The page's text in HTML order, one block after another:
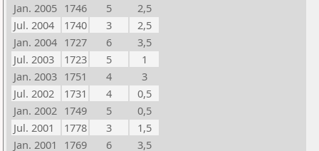
Jan. 2005 1746 5
2,5
Jul. 2004
1740 3
2,5
Jan. 2004 1727 6
3,5
Jul. 2003
1723 5
1
Jan. 2003 1751 4
3
Jul. 2002
1731 4
0,5
Jan. 2002 1749 5
0,5
Jul. 2001
1778 3
1,5
Jan. 2001
1769 6
3,5